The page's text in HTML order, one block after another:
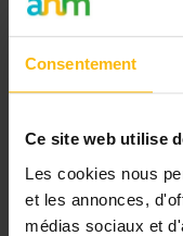
Consentement
Ce site web utilise
Les cookies nous
et les annonces,
médias sociaux et
Les plus lus
05/05/21
Les
21/03/20
Masques
patron du SPF